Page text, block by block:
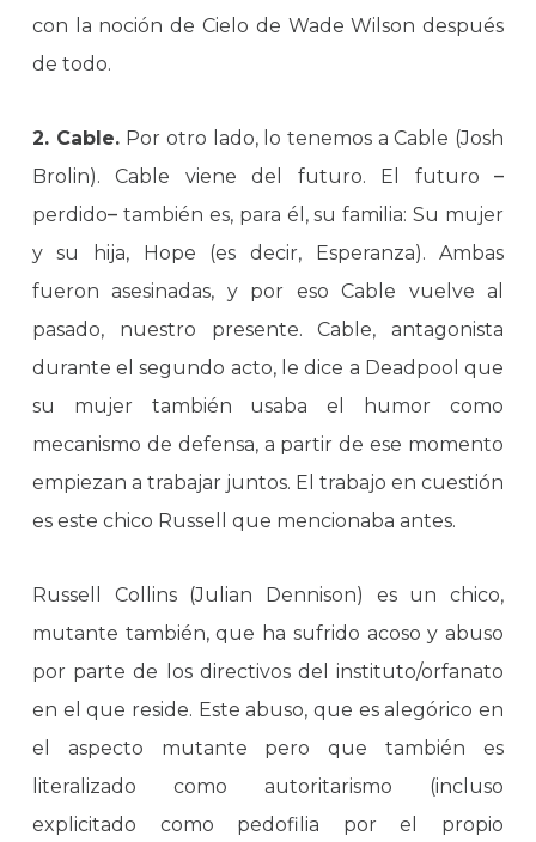
con la noción de Cielo de Wade Wilson después
de todo.
2. Cable. Por otro lado, lo tenemos a Cable (Josh
Brolin). Cable viene del futuro. El futuro–
perdido–también es, para él, su familia: Su mujer
y su hija, Hope (es decir, Esperanza). Ambas
fueron asesinadas, y por eso Cable vuelve al
pasado, nuestro presente. Cable, antagonista
durante el segundo acto, le dice a Deadpool que
su mujer también usaba el humor como
mecanismo de defensa, a partir de ese momento
empiezan a trabajar juntos. El trabajo en cuestión
es este chico Russell que mencionaba antes.
Russell Collins (Julian Dennison) es un chico,
mutante también, que ha sufrido acoso y abuso
por parte de los directivos del instituto/orfanato
en el que reside. Este abuso, que es alegórico en
el aspecto mutante pero que también es
literalizado como autoritarismo (incluso
explicitado como pedofilia por el propio